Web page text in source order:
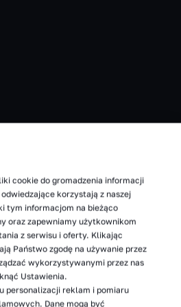
cookie do gromadzenia informacji
korzystają z naszej
tym informacjom na bieżąco
oraz zapewniamy użytkownikom
z serwisu i oferty. Klikając
Państwo zgodę na używanie przez
wykorzystywanymi przez nas
Ustawienia.
personalizacji reklam i pomiaru
Dane mogą być